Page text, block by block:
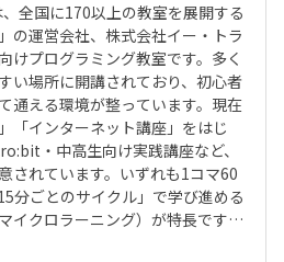
全国に170以上の教室を展開する
の運営会社、株式会社イー・トラ
けプログラミング教室です。多く
い場所に開講されており、初心者
通える環境が整っています。現在
「インターネット講座」をはじ
・中高生向け実践講座など、
されています。いずれも1コマ60
分ごとのサイクル」で学び進める
イクロラーニング）が特長です。
ラミング検定」に準拠したプログ